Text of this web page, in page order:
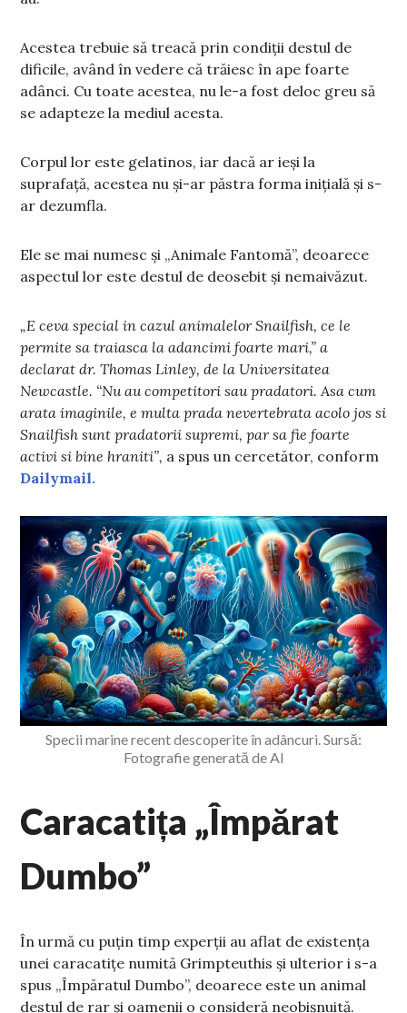
Acestea trebuie să treacă prin condiții destul de
dificile, având în vedere că trăiesc în ape foarte
adânci. Cu toate acestea, nu le-a fost deloc greu să
se adapteze la mediul acesta.
Corpul lor este gelatinos, iar dacă ar ieși la
suprafață, acestea nu și-ar păstra forma inițială și s-
ar dezumfla.
Ele se mai numesc și „Animale Fantomă”, deoarece
aspectul lor este destul de deosebit și nemaivăzut.
„E ceva special in cazul animalelor Snailfish, ce le
permite sa traiasca la adancimi foarte mari,” a
declarat dr. Thomas Linley, de la Universitatea
Newcastle. “Nu au competitori sau pradatori. Asa cum
arata imaginile, e multa prada nevertebrata acolo jos si
Snailfish sunt pradatorii supremi, par sa fie foarte
activi si bine hraniti”, a spus un cercetător, conform
Dailymail.
Specii marine recent descoperite în adâncuri. Sursă:
Fotografie generată de AI
Caracatița „Împărat
Dumbo”
În urmă cu puțin timp experții au aflat de existența
unei caracatițe numită Grimpteuthis și ulterior i s-a
spus „Împăratul Dumbo”, deoarece este un animal
destul de rar și oamenii o consideră neobișnuită.